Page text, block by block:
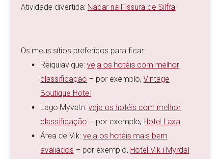
Atividade divertida: Nadar na Fissura de Silfra
Os meus sítios preferidos para ficar:
Reiquiavique:veja os hotéis com melhor
classificação – por exemplo,Vintage
Boutique Hotel
Lago Myvatn:veja os hotéis com melhor
classificação – por exemplo, Hotel Laxa
Área de Vik:veja os hotéis mais bem
avaliados – por exemplo, Hotel Vik i Myrdal